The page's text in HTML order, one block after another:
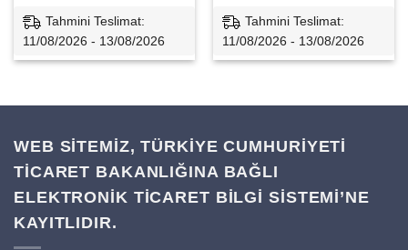
Tahmini Teslimat:
11/08/2026 - 13/08/2026
Tahmini Teslimat:
11/08/2026 - 13/08/2026
WEB SİTEMİZ, TÜRKİYE CUMHURİYETİ
TİCARET BAKANLIĞINA BAĞLI
ELEKTRONİK TİCARET BİLGİ SİSTEMİ’NE
KAYITLIDIR.